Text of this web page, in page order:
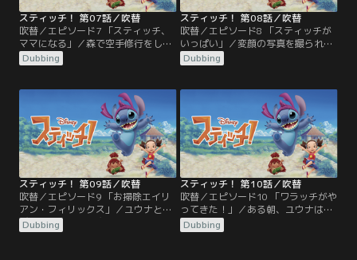
スティッチ！ 第07話／吹替
吹替／エピソード7 「スティッチ、
ママになる」／森で空手修行をして
いたユウナとスティッチ。衝撃で、
大木の上からタマゴが落ちてきた。
に、ジャンバ博士とプリークリーも
加わって、タマゴをめぐって四人は
大騒動。そこへ帰ってきたオバアが
森のものは、森へ返すべき、と強く
諭す。あきらめてタマゴを返しに向
かう二人だったが…。
Dubbing
スティッチ！ 第08話／吹替
吹替／エピソード8 「スティッチが
いっぱい」／変顔の写真を撮られ、
クラスのみんなに笑われたユウナ
は、自分のほうがすごい写真が撮れ
戻ったユウナは「カメラ探しはイイ
コト」とスティッチを誘うが、出て
きたのは古いカメラだけ。困った二
人はジャンバ博士の研究所を訪れ、
そこに置かれたカメラを黙って持ち
出してしまう。
Dubbing
スティッチ！ 第09話／吹替
吹替／エピソード9 「お掃除エイリ
アン・フィリックス」／ユウナと遊
びたくて宿題の邪魔をするスティッ
チは、部屋を散らかして怒られる。
Dubbing
スティッチ！ 第10話／吹替
吹替／エピソード10 「ワラッチがや
ってきた！」／ある朝、ユウナは目
を覚ますと、なんとも変な寝相で変
な髪型になって寝かされていた。ス
Dubbing